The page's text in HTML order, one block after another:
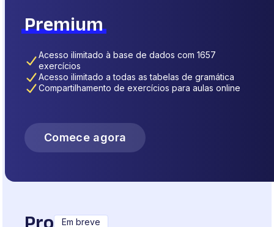
Premium
Acesso ilimitado à base de dados com 1657
exercícios
Acesso ilimitado a todas as tabelas de gramática
Compartilhamento de exercícios para aulas online
Comece agora
Pro Em breve